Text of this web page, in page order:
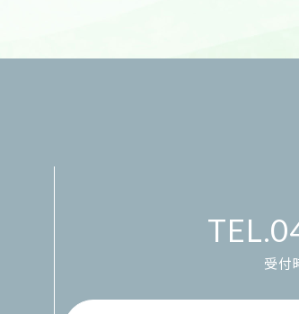
受付